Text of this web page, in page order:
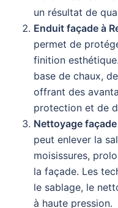
un résultat de
Enduit façade à
permet de
finition
base de chaux,
offrant des
protection et de
Nettoyage façade
peut enlever la
moisissures,
la façade. Les
le sablage, le
à haute pression.